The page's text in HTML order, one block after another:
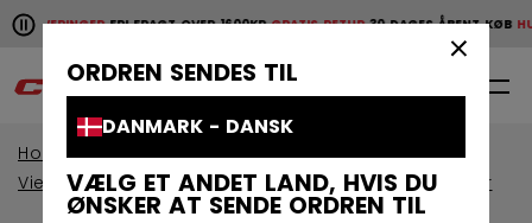
ORDREN SENDES TIL
DANMARK - DANSK
VÆLG ET ANDET LAND, HVIS DU
ØNSKER AT SENDE ORDREN TIL
Pause the horizontal scroll animation.
LEVERINGERFRI FRAGT OVER 1600KRGRATIS RETUR30 DAGES ÅBENT KØB
Hurtige leveringer Gratis retur 30
Home
Beskyttelsesudstyr
View By Collection
Jetspeed Beskyttelsesudstyr